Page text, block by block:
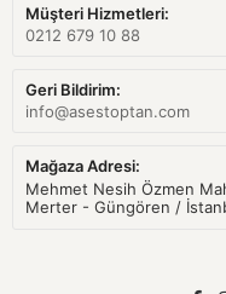
Müşteri Hizmetleri:
0212 679 10 88
Geri Bildirim:
info@asestoptan.com
Mağaza Adresi:
Mehmet Nesih Özmen
Merter - Güngören /